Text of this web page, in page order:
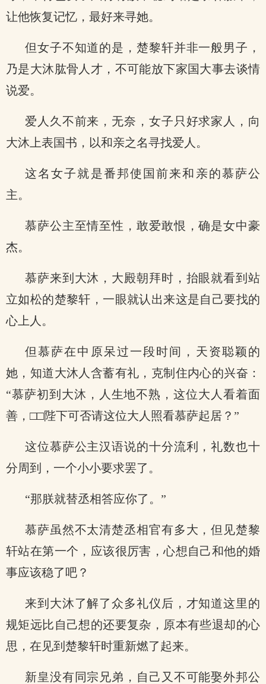
让他恢复记忆，最好来寻她。
但女子不知道的是，楚黎轩并非一般男子，
乃是大沐肱骨人才，不可能放下家国大事去谈情
说爱。
爱人久不前来，无奈，女子只好求家人，向
大沐上表国书，以和亲之名寻找爱人。
这名女子就是番邦使国前来和亲的慕萨公
主。
慕萨公主至情至性，敢爱敢恨，确是女中豪
杰。
慕萨来到大沐，大殿朝拜时，抬眼就看到站
立如松的楚黎轩，一眼就认出来这是自己要找的
心上人。
但慕萨在中原呆过一段时间，天资聪颖的
她，知道大沐人含蓄有礼，克制住内心的兴奋：
“慕萨初到大沐，人生地不熟，这位大人看着面
善，□□陛下可否请这位大人照看慕萨起居？”
这位慕萨公主汉语说的十分流利，礼数也十
分周到，一个小小要求罢了。
“那朕就替丞相答应你了。”
慕萨虽然不太清楚丞相官有多大，但见楚黎
轩站在第一个，应该很厉害，心想自己和他的婚
事应该稳了吧？
来到大沐了解了众多礼仪后，才知道这里的
规矩远比自己想的还要复杂，原本有些退却的心
思，在见到楚黎轩时重新燃了起来。
新皇没有同宗兄弟，自己又不可能娶外邦公